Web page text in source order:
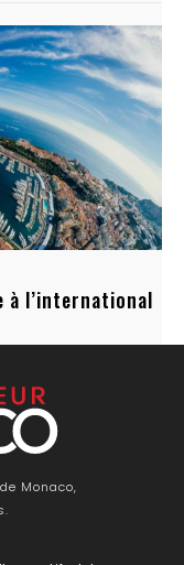
à l’international
Monaco,